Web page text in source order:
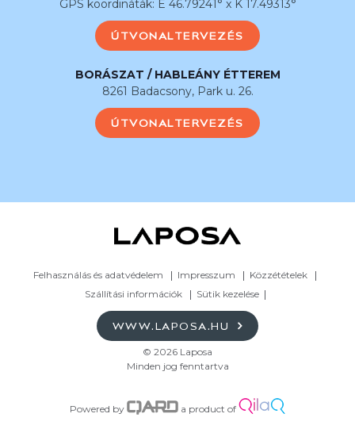
GPS koordináták: É 46.79241° x K 17.49313°
ÚTVONALTERVEZÉS
BORÁSZAT / HABLEÁNY ÉTTEREM
8261 Badacsony, Park u. 26.
ÚTVONALTERVEZÉS
Felhasználás és adatvédelem Impresszum
Közzétételek
Szállítási információk
Sütik kezelése
WWW.LAPOSA.HU
© 2026 Laposa
Minden jog fenntartva
Powered by a product of